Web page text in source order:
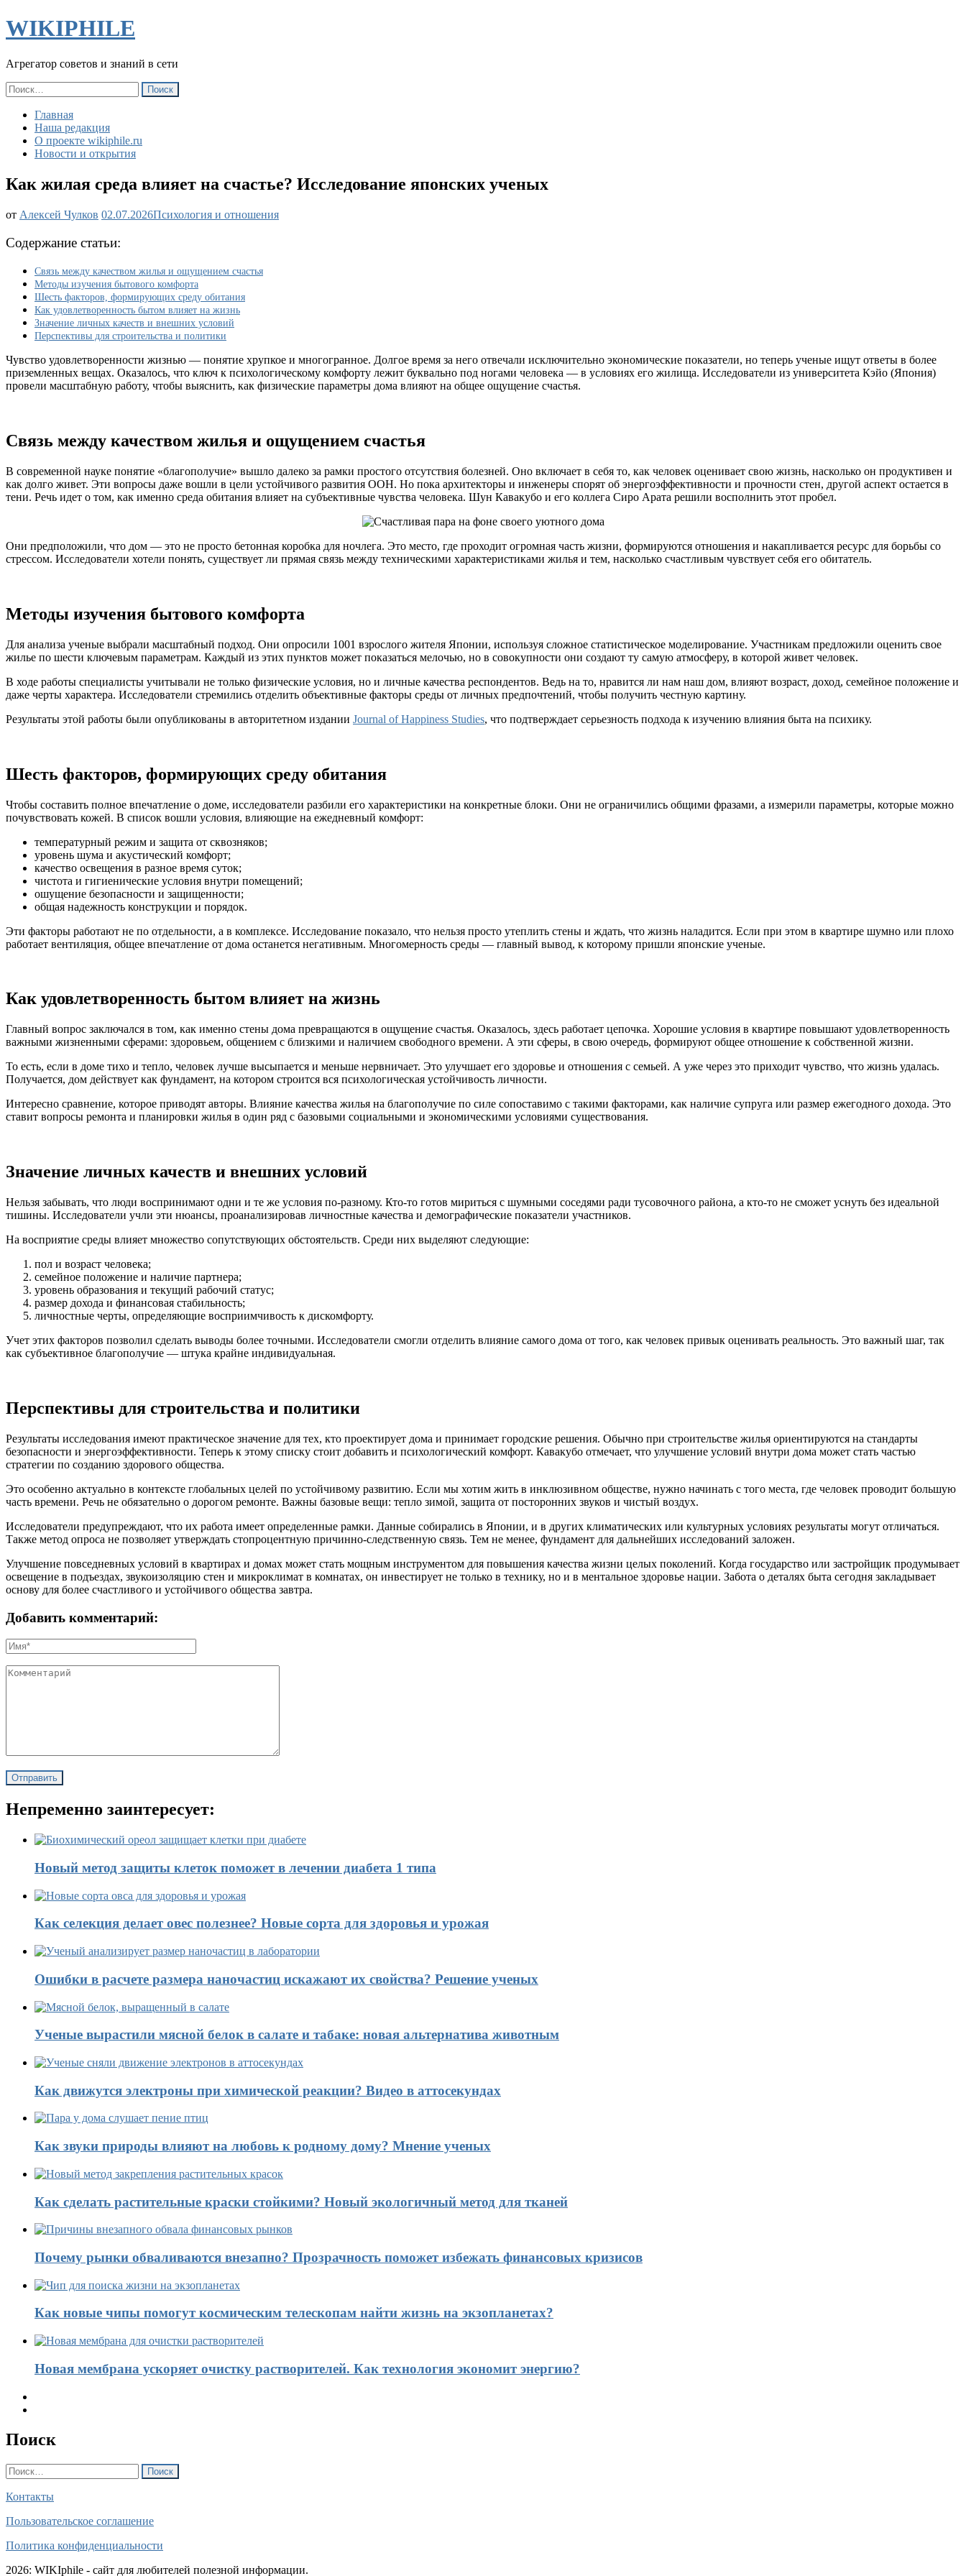
WIKIPHILE
Агрегатор советов и знаний в сети
Найти:
Главная
Наша редакция
О проекте wikiphile.ru
Новости и открытия
Как жилая среда влияет на счастье? Исследование японских ученых
от Алексей Чулков 02.07.2026Как
счастье?
Исследование
японских
ученых
Психология и отношения
Содержание статьи:
Связь между качеством жилья и ощущением счастья
Методы изучения бытового комфорта
Шесть факторов, формирующих среду обитания
Как удовлетворенность бытом влияет на жизнь
Значение личных качеств и внешних условий
Перспективы для строительства и политики
Чувство удовлетворенности жизнью — понятие хрупкое и многогранное. Долгое время за него отвечали исключительно экономические показатели, но теперь ученые ищут ответы в более
приземленных вещах. Оказалось, что ключ к психологическому комфорту лежит буквально под ногами человека — в условиях его жилища. Исследователи из университета Кэйо (Япония)
провели масштабную работу, чтобы выяснить, как физические параметры дома влияют на общее ощущение счастья.
Связь между качеством жилья и ощущением счастья
В современной науке понятие «благополучие» вышло далеко за рамки простого отсутствия болезней. Оно включает в себя то, как человек оценивает свою жизнь, насколько он продуктивен и
как долго живет. Эти вопросы даже вошли в цели устойчивого развития ООН. Но пока архитекторы и инженеры спорят об энергоэффективности и прочности стен, другой аспект остается в
тени. Речь идет о том, как именно среда обитания влияет на субъективные чувства человека. Шун Кавакубо и его коллега Сиро Арата решили восполнить этот пробел.
Они предположили, что дом — это не просто бетонная коробка для ночлега. Это место, где проходит огромная часть жизни, формируются отношения и накапливается ресурс для борьбы со
стрессом. Исследователи хотели понять, существует ли прямая связь между техническими характеристиками жилья и тем, насколько счастливым чувствует себя его обитатель.
Методы изучения бытового комфорта
Для анализа ученые выбрали масштабный подход. Они опросили 1001 взрослого жителя Японии, используя сложное статистическое моделирование. Участникам предложили оценить свое
жилье по шести ключевым параметрам. Каждый из этих пунктов может показаться мелочью, но в совокупности они создают ту самую атмосферу, в которой живет человек.
В ходе работы специалисты учитывали не только физические условия, но и личные качества респондентов. Ведь на то, нравится ли нам наш дом, влияют возраст, доход, семейное положение и
даже черты характера. Исследователи стремились отделить объективные факторы среды от личных предпочтений, чтобы получить честную картину.
Результаты этой работы были опубликованы в авторитетном издании Journal of Happiness Studies, что подтверждает серьезность подхода к изучению влияния быта на психику.
Шесть факторов, формирующих среду обитания
Чтобы составить полное впечатление о доме, исследователи разбили его характеристики на конкретные блоки. Они не ограничились общими фразами, а измерили параметры, которые можно
почувствовать кожей. В список вошли условия, влияющие на ежедневный комфорт:
температурный режим и защита от сквозняков;
уровень шума и акустический комфорт;
качество освещения в разное время суток;
чистота и гигиенические условия внутри помещений;
ошущение безопасности и защищенности;
общая надежность конструкции и порядок.
Эти факторы работают не по отдельности, а в комплексе. Исследование показало, что нельзя просто утеплить стены и ждать, что жизнь наладится. Если при этом в квартире шумно или плохо
работает вентиляция, общее впечатление от дома останется негативным. Многомерность среды — главный вывод, к которому пришли японские ученые.
Как удовлетворенность бытом влияет на жизнь
Главный вопрос заключался в том, как именно стены дома превращаются в ощущение счастья. Оказалось, здесь работает цепочка. Хорошие условия в квартире повышают удовлетворенность
важными жизненными сферами: здоровьем, общением с близкими и наличием свободного времени. А эти сферы, в свою очередь, формируют общее отношение к собственной жизни.
То есть, если в доме тихо и тепло, человек лучше высыпается и меньше нервничает. Это улучшает его здоровье и отношения с семьей. А уже через это приходит чувство, что жизнь удалась.
Получается, дом действует как фундамент, на котором строится вся психологическая устойчивость личности.
Интересно сравнение, которое приводят авторы. Влияние качества жилья на благополучие по силе сопоставимо с такими факторами, как наличие супруга или размер ежегодного дохода. Это
ставит вопросы ремонта и планировки жилья в один ряд с базовыми социальными и экономическими условиями существования.
Значение личных качеств и внешних условий
Нельзя забывать, что люди воспринимают одни и те же условия по-разному. Кто-то готов мириться с шумными соседями ради тусовочного района, а кто-то не сможет уснуть без идеальной
тишины. Исследователи учли эти нюансы, проанализировав личностные качества и демографические показатели участников.
На восприятие среды влияет множество сопутствующих обстоятельств. Среди них выделяют следующие:
пол и возраст человека;
семейное положение и наличие партнера;
уровень образования и текущий рабочий статус;
размер дохода и финансовая стабильность;
личностные черты, определяющие восприимчивость к дискомфорту.
Учет этих факторов позволил сделать выводы более точными. Исследователи смогли отделить влияние самого дома от того, как человек привык оценивать реальность. Это важный шаг, так
как субъективное благополучие — штука крайне индивидуальная.
Перспективы для строительства и политики
Результаты исследования имеют практическое значение для тех, кто проектирует дома и принимает городские решения. Обычно при строительстве жилья ориентируются на стандарты
безопасности и энергоэффективности. Теперь к этому списку стоит добавить и психологический комфорт. Кавакубо отмечает, что улучшение условий внутри дома может стать частью
стратегии по созданию здорового общества.
Это особенно актуально в контексте глобальных целей по устойчивому развитию. Если мы хотим жить в инклюзивном обществе, нужно начинать с того места, где человек проводит большую
часть времени. Речь не обязательно о дорогом ремонте. Важны базовые вещи: тепло зимой, защита от посторонних звуков и чистый воздух.
Исследователи предупреждают, что их работа имеет определенные рамки. Данные собирались в Японии, и в других климатических или культурных условиях результаты могут отличаться.
Также метод опроса не позволяет утверждать стопроцентную причинно-следственную связь. Тем не менее, фундамент для дальнейших исследований заложен.
Улучшение повседневных условий в квартирах и домах может стать мощным инструментом для повышения качества жизни целых поколений. Когда государство или застройщик продумывает
освещение в подъездах, звукоизоляцию стен и микроклимат в комнатах, он инвестирует не только в технику, но и в ментальное здоровье нации. Забота о деталях быта сегодня закладывает
основу для более счастливого и устойчивого общества завтра.
Добавить комментарий:
Непременно заинтересует:
Новый метод защиты клеток поможет в лечении диабета 1 типа
Как селекция делает овес полезнее? Новые сорта для здоровья и урожая
Ошибки в расчете размера наночастиц искажают их свойства? Решение ученых
Ученые вырастили мясной белок в салате и табаке: новая альтернатива животным
Как движутся электроны при химической реакции? Видео в аттосекундах
Как звуки природы влияют на любовь к родному дому? Мнение ученых
Как сделать растительные краски стойкими? Новый экологичный метод для тканей
Почему рынки обваливаются внезапно? Прозрачность поможет избежать финансовых кризисов
Как новые чипы помогут космическим телескопам найти жизнь на экзопланетах?
Новая мембрана ускоряет очистку растворителей. Как технология экономит энергию?
Поиск
Найти:
Контакты
Пользовательское соглашение
Политика конфиденциальности
2026: WIKIphile - сайт для любителей полезной информации.